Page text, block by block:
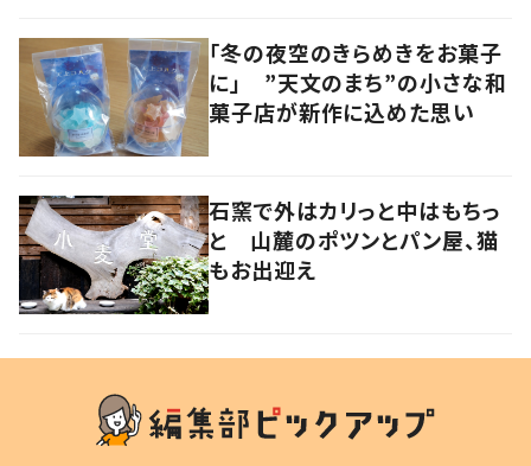
「冬の夜空のきらめきをお菓子
に」 ”天文のまち”の小さな和
菓子店が新作に込めた思い
石窯で外はカリっと中はもちっ
と 山麓のポツンとパン屋、猫
もお出迎え